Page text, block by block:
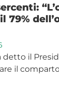
79%
detto il
il